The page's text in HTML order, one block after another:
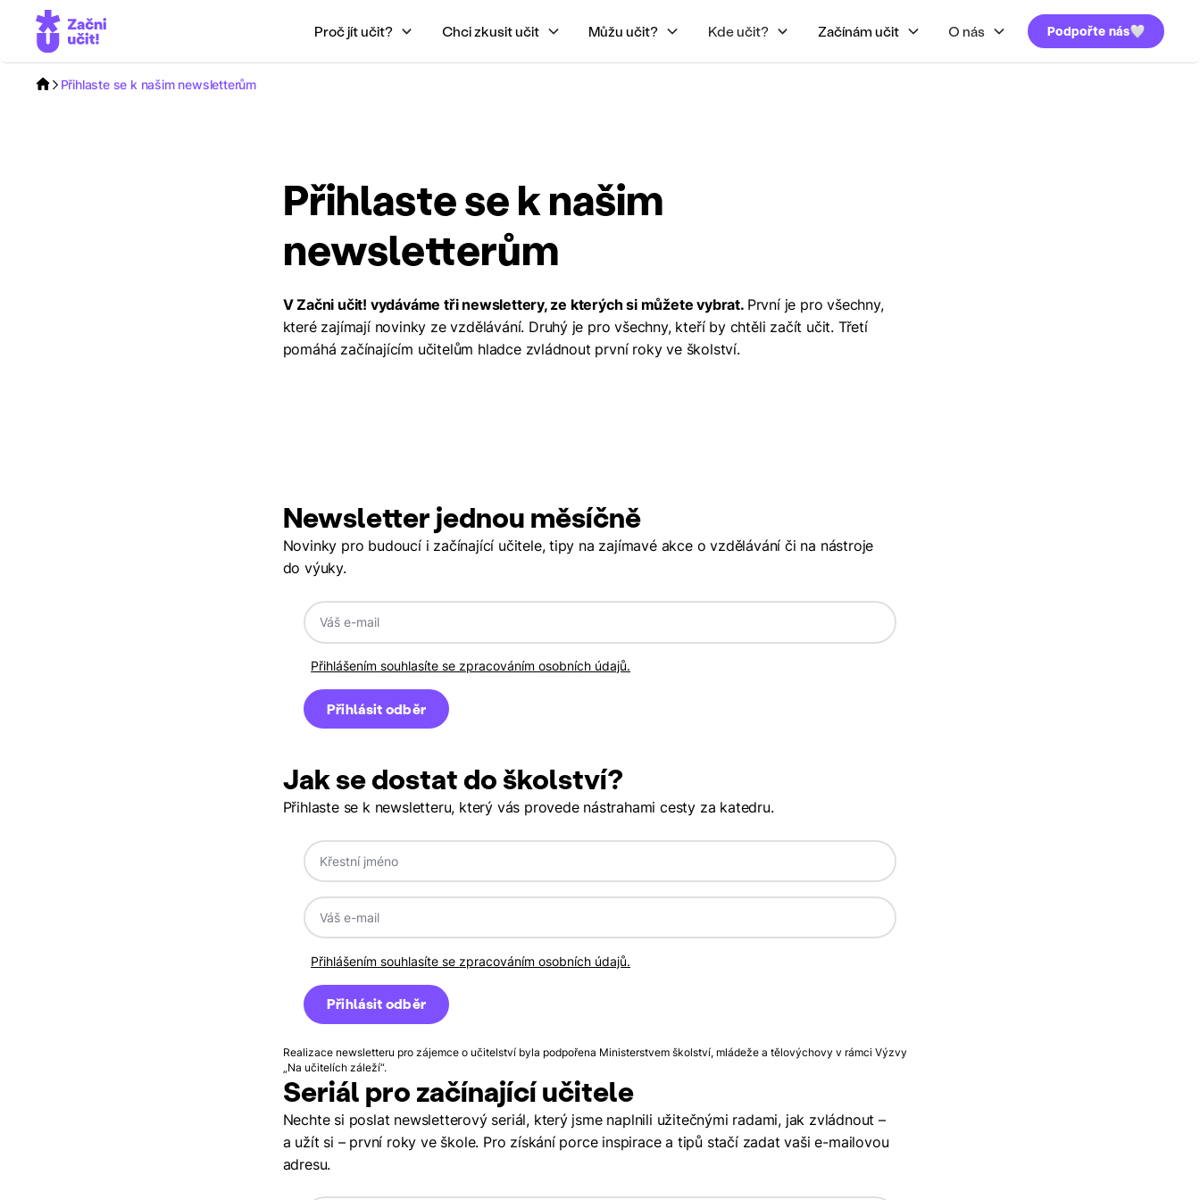
Proč jít učit? Chci zkusit učit Můžu učit? Kde učit? Začínám učit O nás Podpořte nás
Přihlaste se k našim newsletterům
Přihlaste se k našim
newsletterům
V Začni učit! vydáváme tři newslettery, ze kterých si můžete vybrat. První je pro všechny,
které zajímají novinky ze vzdělávání. Druhý je pro všechny, kteří by chtěli začít učit. Třetí
pomáhá začínajícím učitelům hladce zvládnout první roky ve školství.
Newsletter jednou měsíčně
Novinky pro budoucí i začínající učitele, tipy na zajímavé akce o vzdělávání či na nástroje
do výuky.
Přihlášením souhlasíte se zpracováním osobních údajů.
Jak se dostat do školství?
Přihlaste se k newsletteru, který vás provede nástrahami cesty za katedru.
Přihlášením souhlasíte se zpracováním osobních údajů.
Realizace newsletteru pro zájemce o učitelství byla podpořena Ministerstvem školství, mládeže a tělovýchovy v rámci Výzvy
„Na učitelích záleží“.
Seriál pro začínající učitele
Nechte si poslat newsletterový seriál, který jsme naplnili užitečnými radami, jak zvládnout –
a užít si – první roky ve škole. Pro získání porce inspirace a tipů stačí zadat vaši e-mailovou
adresu.